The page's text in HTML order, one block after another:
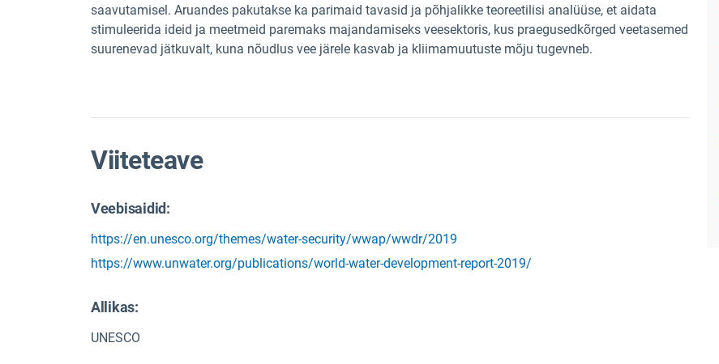
saavutamisel. Aruandes pakutakse ka parimaid tavasid ja põhjalikke teoreetilisi analüüse, et aidata
stimuleerida ideid ja meetmeid paremaks majandamiseks veesektoris, kus praegused kõrged veetasemed
suurenevad jätkuvalt, kuna nõudlus vee järele kasvab ja kliimamuutuste mõju tugevneb.
Viiteteave
Veebisaidid:
https://en.unesco.org/themes/water-security/wwap/wwdr/2019
https://www.unwater.org/publications/world-water-development-report-2019/
Allikas:
UNESCO